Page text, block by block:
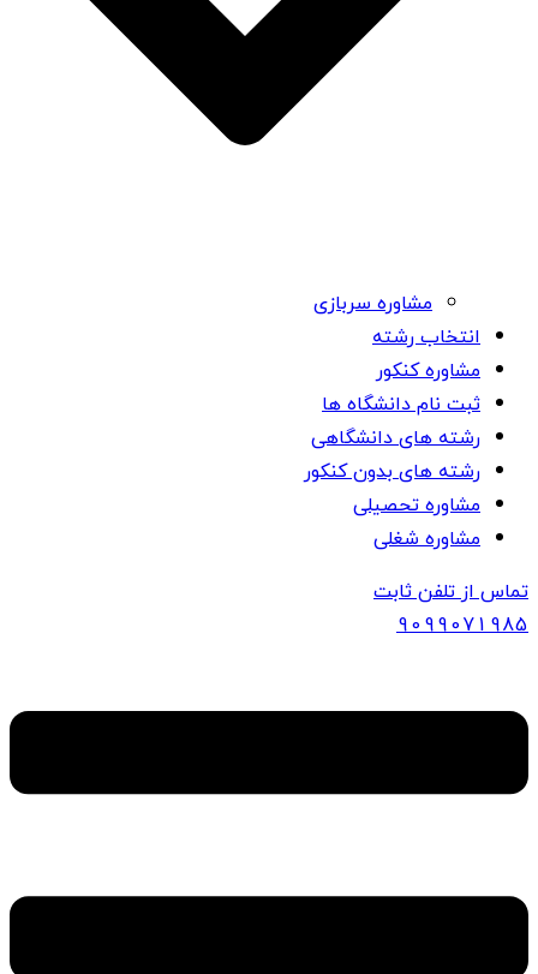
مشاوره سربازی
انتخاب رشته
مشاوره کنکور
ثبت نام دانشگاه ها
رشته های دانشگاهی
رشته های بدون کنکور
مشاوره تحصیلی
مشاوره شغلی
تماس از تلفن ثابت
9099071985